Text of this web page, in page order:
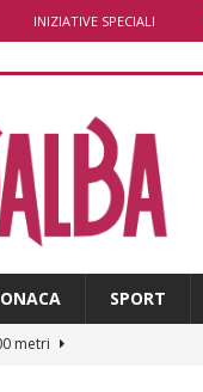
INIZIATIVE SPECIALI
SPORT
metri